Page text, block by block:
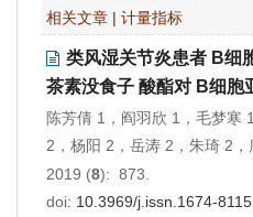
相关文章 | 计量指标
类风湿关节炎患者 B细
茶素没食子 酸酯对 B细胞
陈芳倩 1，阎羽欣 1，毛梦寒
2，杨阳 2，岳涛 2，朱琦 2，
2019 (8): 873.
doi: 10.3969/j.issn.1674-